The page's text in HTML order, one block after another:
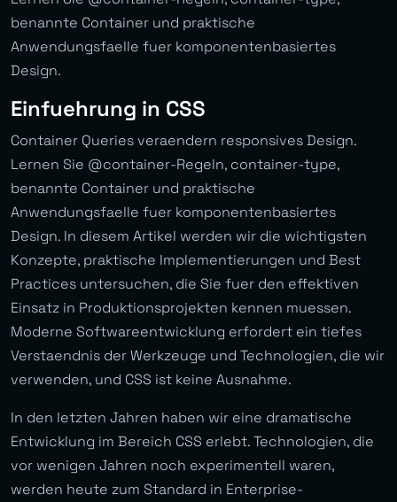
benannte Container und praktische
Anwendungsfaelle fuer komponentenbasiertes
Design.
Einfuehrung in CSS
Container Queries veraendern responsives Design.
Lernen Sie @container-Regeln, container-type,
benannte Container und praktische
Anwendungsfaelle fuer komponentenbasiertes
Design. In diesem Artikel werden wir die wichtigsten
Konzepte, praktische Implementierungen und Best
Practices untersuchen, die Sie fuer den effektiven
Einsatz in Produktionsprojekten kennen muessen.
Moderne Softwareentwicklung erfordert ein tiefes
Verstaendnis der Werkzeuge und Technologien, die wir
verwenden, und CSS ist keine Ausnahme.
In den letzten Jahren haben wir eine dramatische
Entwicklung im Bereich CSS erlebt. Technologien, die
vor wenigen Jahren noch experimentell waren,
werden heute zum Standard in Enterprise-